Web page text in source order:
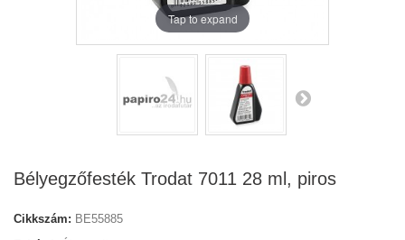
Tap to expand
Bélyegzőfesték Trodat 7011 28 ml, piros
Cikkszám: BE55885